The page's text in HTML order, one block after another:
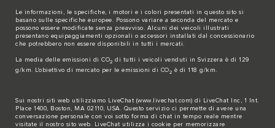
Le informazioni, le specifiche, i motori e i colori presentati in questo sito si
basano sulle specifiche europee. Possono variare a seconda del mercato e
possono essere modificate senza preavviso. Alcuni dei veicoli illustrati
presentano equipaggiamenti opzionali o accessori installati dal concessionario
che potrebbero non essere disponibili in tutti i mercati.
La media delle emissioni di CO2 di tutti i veicoli venduti in Svizzera è di 129
g/km. L'obiettivo di mercato per le emissioni di CO2 è di 118 g/km.
Sui nostri siti web utilizziamo LiveChat (www.livechat.com) di LiveChat Inc, 1 Int.
Place 1400, Boston, MA 02110, USA. Questo servizio ci permette di avere una
conversazione personale con voi sotto forma di chat in tempo reale mentre
visitate il nostro sito web. LiveChat utilizza i cookie per memorizzare